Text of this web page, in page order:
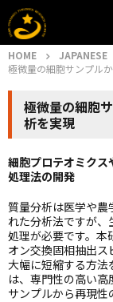
HOME JAPANESE
極微量の細胞サンプル
極微量の細胞
析を実現
細胞プロテオミク
処理法の開発
質量分析は医学や
れた分析法ですが
処理が必要です。本
オン交換固相抽出
大幅に短縮する方法
は、専門性の高い
サンプルから再現性